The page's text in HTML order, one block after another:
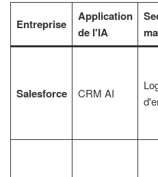
Entreprise
Application
de l'IA
Salesforce CRM AI